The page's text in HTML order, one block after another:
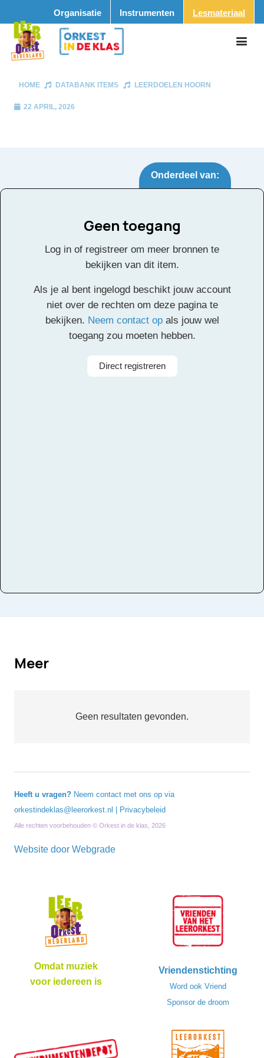
Organisatie Instrumenten Lesmateriaal
HOME DATABANK ITEMS LEERDOELEN HOORN
22 APRIL, 2026
Onderdeel van:
Leerdoelen hoorn
document ishierals word-bestand te downloaden. Voor
meer informatie over hoe deze formulieren worden
ingevuld, mail naar orkestindeklas@leerorkest.nl
Geen toegang
Log in of registreer om meer bronnen te
bekijken van dit item.
Als je al bent ingelogd beschikt jouw account
niet over de rechten om deze pagina te
bekijken. Neem contact opals jouw wel
toegang zou moeten hebben.
Direct registreren
Meer
Geen resultaten gevonden.
Omdat muziek
voor iedereen is
Vriendenstichting
Word ook Vriend
Sponsor de droom
Heeft u vragen? Neem contact met ons op via
orkestindeklas@leerorkest.nl
Privacybeleid
Alle rechten voorbehouden © Orkest in de klas, 2026
Website door Webgrade